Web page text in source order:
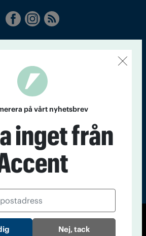
Accent 2026
på vårt nyhetsbrev
inget från
Nej, tack